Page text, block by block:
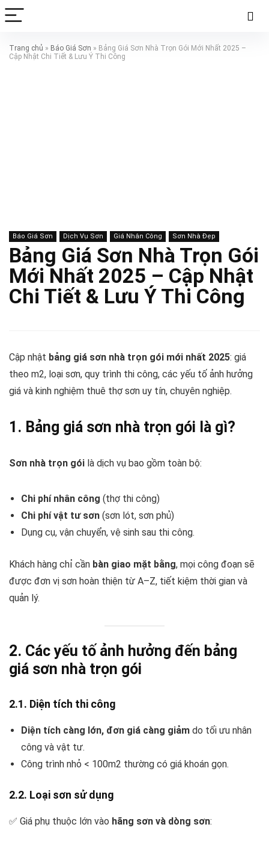
Trang chủ » Báo Giá Sơn » Bảng Giá Sơn Nhà Trọn Gói Mới Nhất 2025 –
Cập Nhật Chi Tiết & Lưu Ý Thi Công
Báo Giá Sơn Dịch Vụ Sơn Giá Nhân Công Sơn Nhà Đẹp
Bảng Giá Sơn Nhà Trọn Gói
Mới Nhất 2025 – Cập Nhật
Chi Tiết & Lưu Ý Thi Công
Cập nhật bảng giá sơn nhà trọn gói mới nhất 2025: giá
theo m2, loại sơn, quy trình thi công, các yếu tố ảnh hưởng
giá và kinh nghiệm thuê thợ sơn uy tín, chuyên nghiệp.
1. Bảng giá sơn nhà trọn gói là gì?
Sơn nhà trọn gói là dịch vụ bao gồm toàn bộ:
Chi phí nhân công (thợ thi công)
Chi phí vật tư sơn (sơn lót, sơn phủ)
Dụng cụ, vận chuyển, vệ sinh sau thi công.
Khách hàng chỉ cần bàn giao mặt bằng, mọi công đoạn sẽ
được đơn vị sơn hoàn thiện từ A–Z, tiết kiệm thời gian và
quản lý.
2. Các yếu tố ảnh hưởng đến bảng
giá sơn nhà trọn gói
2.1. Diện tích thi công
Diện tích càng lớn, đơn giá càng giảm do tối ưu nhân
công và vật tư.
Công trình nhỏ < 100m2 thường có giá khoán gọn.
2.2. Loại sơn sử dụng
✅ Giá phụ thuộc lớn vào hãng sơn và dòng sơn: